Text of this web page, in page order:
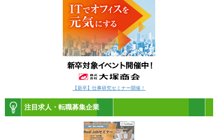
【新卒】仕事研究セミナー開催！
注目求人・転職募集企業